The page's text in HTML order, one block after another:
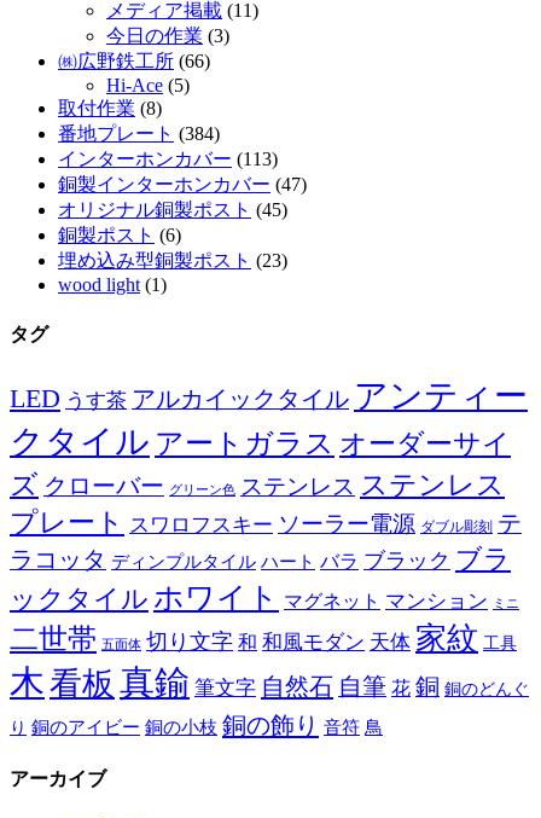
メディア掲載 (11)
今日の作業 (3)
㈱広野鉄工所 (66)
Hi-Ace (5)
取付作業 (8)
番地プレート (384)
インターホンカバー (113)
銅製インターホンカバー (47)
オリジナル銅製ポスト (45)
銅製ポスト (6)
埋め込み型銅製ポスト (23)
wood light (1)
タグ
LED うす茶 アルカイックタイル アンティー
クタイル アートガラス オーダーサイ
ズ クローバー グリーン色 ステンレス ステンレス
プレート スワロフスキー ソーラー電源 ダブル彫刻 テ
ラコッタ ディンプルタイル ハート バラ ブラック ブラ
ックタイル ホワイト マグネット マンション ミニ
二世帯 五面体 切り文字 和 和風モダン 天体 家紋 工具
木看板 真鍮 筆文字 自然石 自筆 花 銅 銅のどんぐ
り 銅のアイビー 銅の小枝 銅の飾り 音符 鳥
アーカイブ